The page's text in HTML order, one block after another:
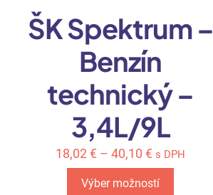
ŠK Spektrum –
Benzín
technický –
3,4L/9L
18,02€ –40,10€ s DPH
Výber možností